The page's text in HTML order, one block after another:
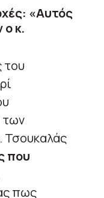
«Αυτός
κ.
του
των
Τσουκαλάς
που
πως